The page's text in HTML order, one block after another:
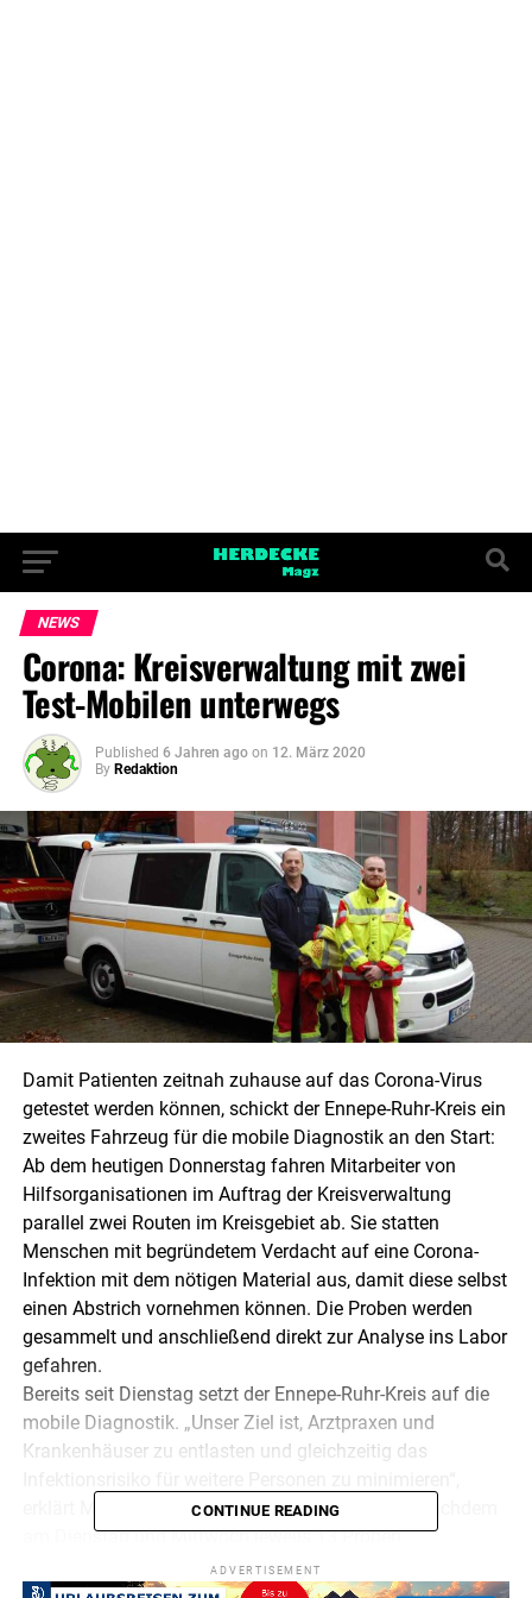
NEWS
Corona: Kreisverwaltung mit zwei
Test-Mobilen unterwegs
Published 6 Jahren ago on 12. März 2020
By Redaktion
Damit Patienten zeitnah zuhause auf das Corona-Virus
getestet werden können, schickt der Ennepe-Ruhr-Kreis ein
zweites Fahrzeug für die mobile Diagnostik an den Start:
Ab dem heutigen Donnerstag fahren Mitarbeiter von
Hilfsorganisationen im Auftrag der Kreisverwaltung
parallel zwei Routen im Kreisgebiet ab. Sie statten
Menschen mit begründetem Verdacht auf eine Corona-
Infektion mit dem nötigen Material aus, damit diese selbst
einen Abstrich vornehmen können. Die Proben werden
gesammelt und anschließend direkt zur Analyse ins Labor
gefahren.
Bereits seit Dienstag setzt der Ennepe-Ruhr-Kreis auf die
mobile Diagnostik. „Unser Ziel ist, Arztpraxen und
Krankenhäuser zu entlasten und gleichzeitig das
erklärt Michael Schäfer, Leiter des Krisenstabs. Nachdem
am Dienstag und Mittwoch jeweils 13 Proben
eingesammelt wurden, stehen für Donnerstag 23 Namen
CONTINUE READING
ADVERTISEMENT